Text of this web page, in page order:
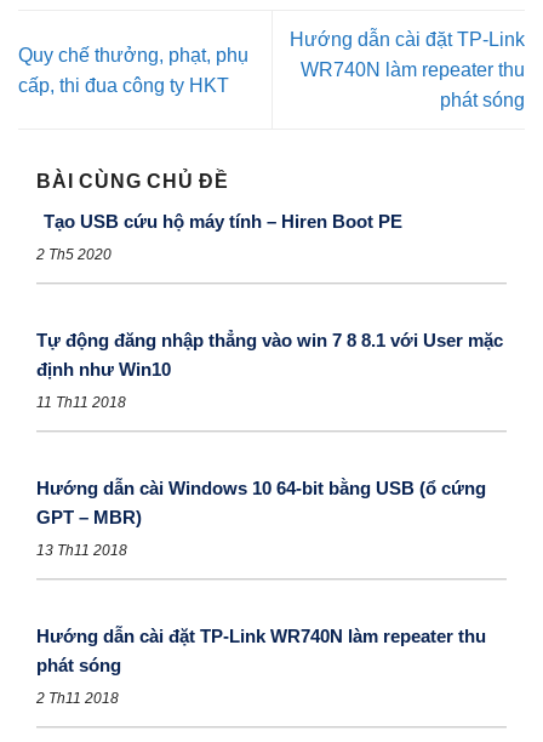
Quy chế thưởng, phạt, phụ
cấp, thi đua công ty HKT
Hướng dẫn cài đặt TP-Link
WR740N làm repeater thu
phát sóng
BÀI CÙNG CHỦ ĐỀ
Tạo USB cứu hộ máy tính – Hiren Boot PE
2 Th5 2020
Tự động đăng nhập thẳng vào win 7 8 8.1 với User mặc
định như Win10
11 Th11 2018
Hướng dẫn cài Windows 10 64-bit bằng USB (ổ cứng
GPT – MBR)
13 Th11 2018
Hướng dẫn cài đặt TP-Link WR740N làm repeater thu
phát sóng
2 Th11 2018